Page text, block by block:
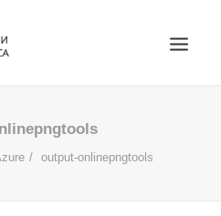
output-onlinepngtools